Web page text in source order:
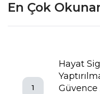
En Çok
1
Hayat
Güvence